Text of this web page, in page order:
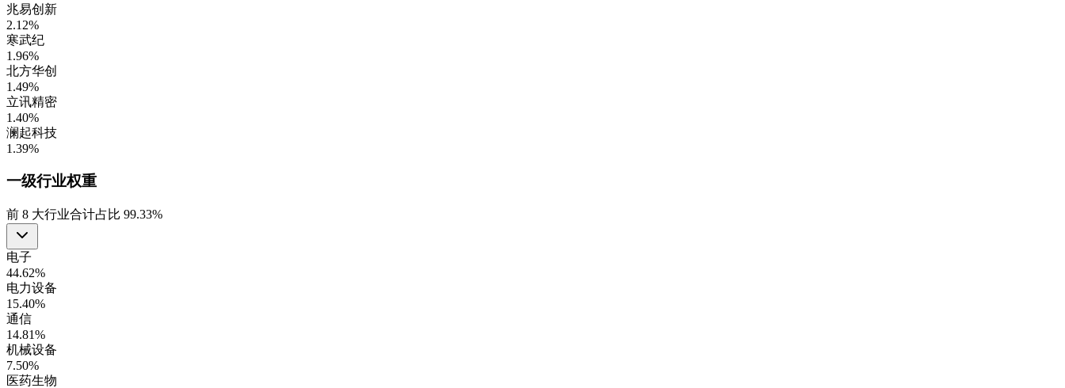
兆易创新
2.12%
寒武纪
1.96%
北方华创
1.49%
立讯精密
1.40%
澜起科技
1.39%
一级行业权重
前 8 大行业合计占比 99.33%
电子
44.62%
电力设备
15.40%
通信
14.81%
机械设备
7.50%
医药生物